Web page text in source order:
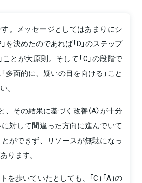
。メッセージとしてはあまりにシ
を決めたのであれば「D」のステップ
ことが大原則。そして「C」の段階で
多面的に、疑いの目を向ける」こと
。
、その結果に基づく改善（A）が十分
対して間違った方向に進んでいて
ができず、リソースが無駄になっ
ります。
を歩いていたとしても、「C」「A」の